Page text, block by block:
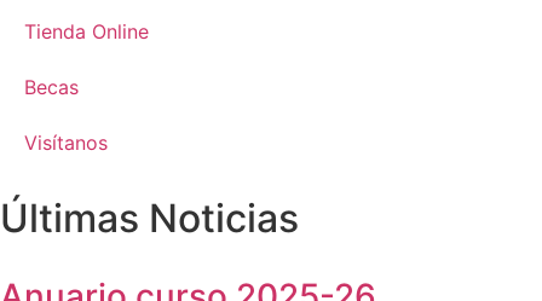
Tienda Online
Becas
Visítanos
Últimas Noticias